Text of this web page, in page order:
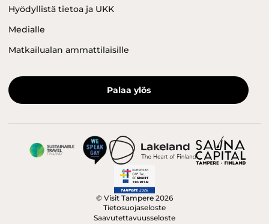
Hyödyllistä tietoa ja UKK
Medialle
Matkailualan ammattilaisille
Palaa ylös
© Visit Tampere 2026
Tietosuojaseloste
Saavutettavuusseloste